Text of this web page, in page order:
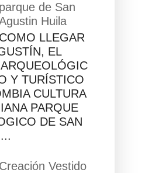
parque de San
Huila
COMO LLEGAR
EL
Y TURÍSTICO
CULTURA
PARQUE
DE SAN
Creación Vestido